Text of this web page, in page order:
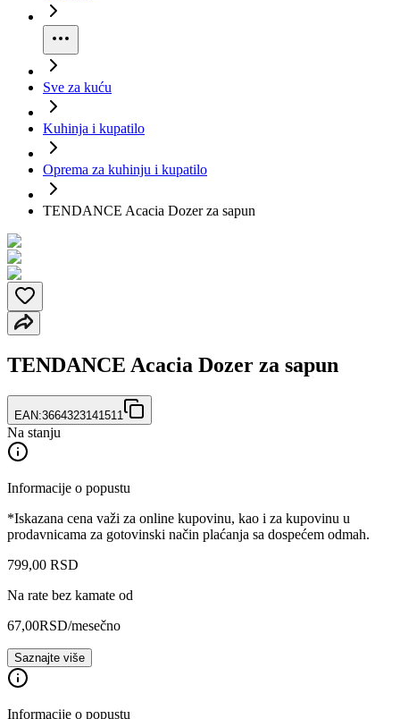
Sve za kuću
Kuhinja i kupatilo
Oprema za kuhinju i kupatilo
TENDANCE Acacia Dozer za sapun
TENDANCE Acacia Dozer za sapun
EAN:3664323141511
Na stanju
Informacije o popustu
*Iskazana cena važi za online kupovinu, kao i za kupovinu u
prodavnicama za gotovinski način plaćanja sa dospećem odmah.
799,00 RSD
Na rate bez kamate od
67,00RSD/mesečno
Saznajte više
Informacije o popustu